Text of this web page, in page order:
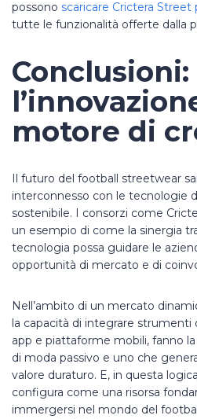
possono scaricare Crictera Street
tutte le funzionalità offerte dalla
Conclusioni:
motore di
Il futuro del football streetwear
interconnesso con le tecnologie
sostenibile. I consorzi come
un esempio di come la sinergia
tecnologia possa guidare le
opportunità di mercato e di
Nell’ambito di un mercato
la capacità di integrare strumenti
app e piattaforme mobili, fanno
di moda passivo e uno che
valore duraturo. E, in questa
configura come una risorsa
immergersi nel mondo del